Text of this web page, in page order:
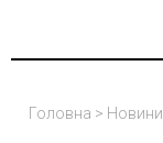
Головна > Новини